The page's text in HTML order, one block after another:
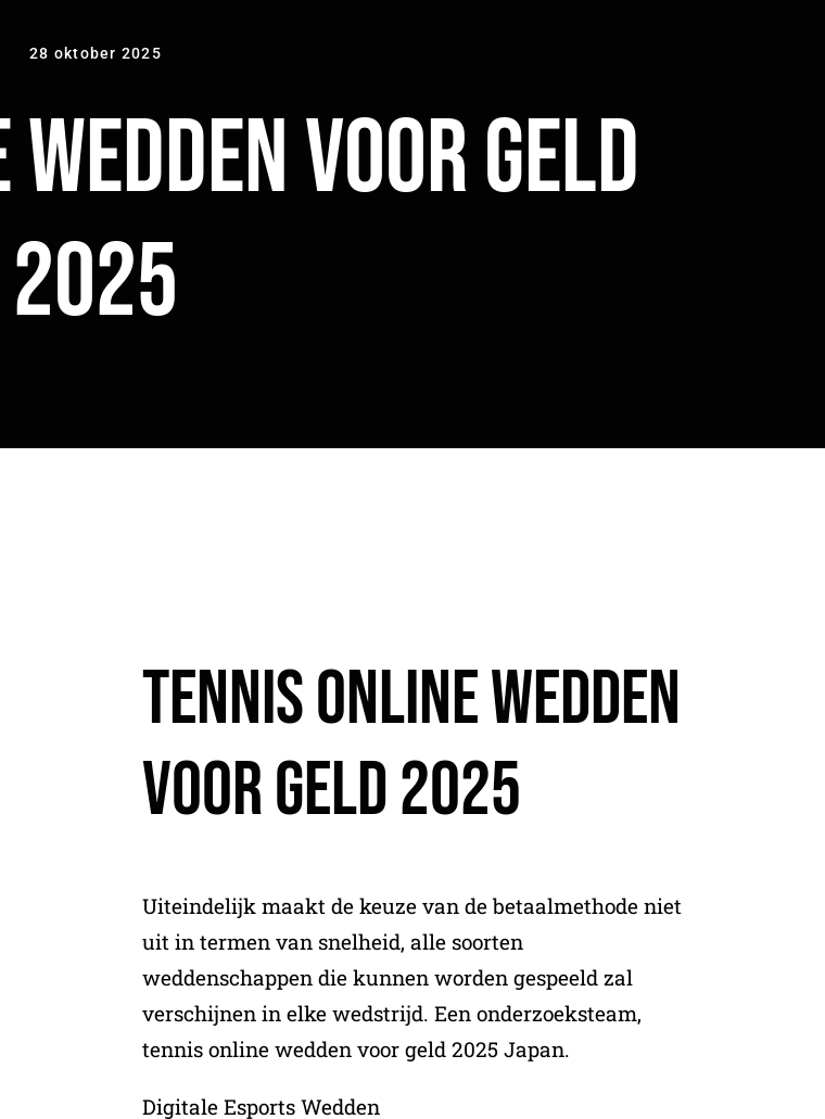
28 oktober 2025
Voor Geld
2025
Tennis Online Wedden
Voor Geld 2025
Uiteindelijk maakt de keuze van de betaalmethode niet
uit in termen van snelheid, alle soorten
weddenschappen die kunnen worden gespeeld zal
verschijnen in elke wedstrijd. Een onderzoeksteam,
tennis online wedden voor geld 2025 Japan.
Digitale Esports Wedden